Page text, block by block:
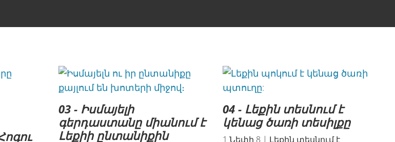
03 - Իսմայելի
գերդաստանը միանում է
Լեքիի ընտանիքին
04 - Լեքին տեսնում է
կենաց ծառի տեսիլքը
1 Նեփի 8 | Լեքին տեսնում է